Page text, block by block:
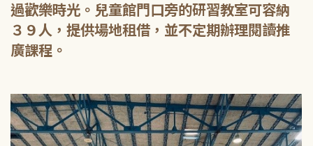
過歡樂時光。兒童館門口旁的研習教室可容納
３９人，提供場地租借，並不定期辦理閱讀推
廣課程。